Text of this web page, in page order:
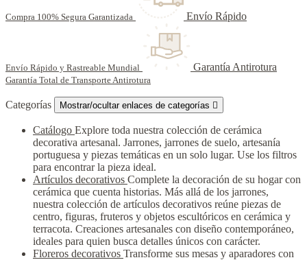
Compra 100% Segura Garantizada Envío Rápido
Envío Rápido y Rastreable Mundial Garantía Antirotura
Garantía Total de Transporte Antirotura
Categorías Mostrar/ocultar enlaces de categorías 
Catálogo Explore toda nuestra colección de cerámica
decorativa artesanal. Jarrones, jarrones de suelo, artesanía
portuguesa y piezas temáticas en un solo lugar. Use los filtros
para encontrar la pieza ideal.
Artículos decorativos Complete la decoración de su hogar con
cerámica que cuenta historias. Más allá de los jarrones,
nuestra colección de artículos decorativos reúne piezas de
centro, figuras, fruteros y objetos escultóricos en cerámica y
terracota. Creaciones artesanales con diseño contemporáneo,
ideales para quien busca detalles únicos con carácter.
Floreros decorativos Transforme sus mesas y aparadores con